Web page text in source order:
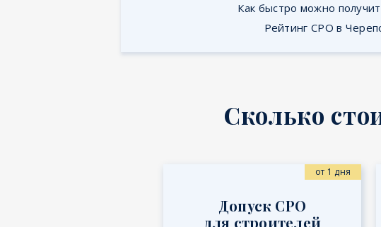
Как быстро можно
Рейтинг СРО в
Сколько
от 1 дня
Допуск СРО
для строителей